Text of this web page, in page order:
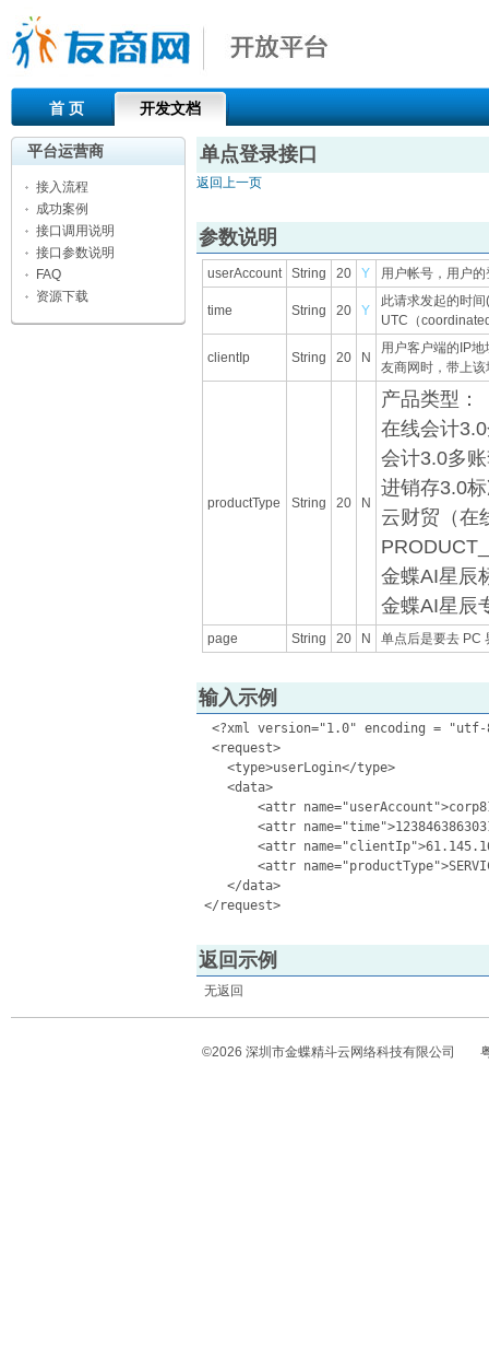
首 页 开发文档
单点登录接口
返回上一页
参数说明
userAccount String 20 Y 用户帐号，用户
time String 20 Y
此请求发起的时
UTC（
clientIp String 20 N
用户客户端的IP
友商网时，带上
productType String 20 N
产品类型：
在线会计
会计3.0多
进销存3.0
云财贸（在
金蝶AI星辰
金蝶AI星辰
page String 20 N 单点后是要去 PC
输入示例
<?xml version="1.0" encoding =
  <request>
    <type>userLogin</type>
    <data>
<attr
<attr
<attr
<attr
    </data>
返回示例
平台运营商
接入流程
成功案例
接口调用说明
接口参数说明
FAQ
资源下载
©2026 深圳市金蝶精斗云网络科技有限公司